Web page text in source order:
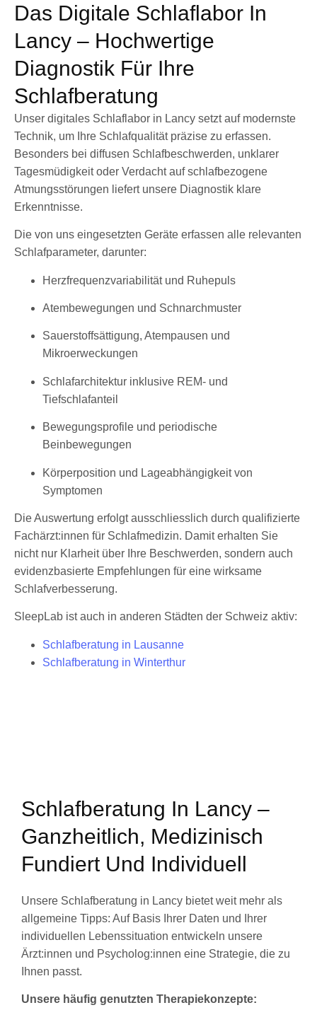
Das Digitale Schlaflabor In
Lancy – Hochwertige
Diagnostik Für Ihre
Schlafberatung
Unser digitales Schlaflabor in Lancy setzt auf modernste
Technik, um Ihre Schlafqualität präzise zu erfassen.
Besonders bei diffusen Schlafbeschwerden, unklarer
Tagesmüdigkeit oder Verdacht auf schlafbezogene
Atmungsstörungen liefert unsere Diagnostik klare
Erkenntnisse.
Die von uns eingesetzten Geräte erfassen alle relevanten
Schlafparameter, darunter:
Herzfrequenzvariabilität und Ruhepuls
Atembewegungen und Schnarchmuster
Sauerstoffsättigung, Atempausen und
Mikroerweckungen
Schlafarchitektur inklusive REM- und
Tiefschlafanteil
Bewegungsprofile und periodische
Beinbewegungen
Körperposition und Lageabhängigkeit von
Symptomen
Die Auswertung erfolgt ausschliesslich durch qualifizierte
Fachärzt:innen für Schlafmedizin. Damit erhalten Sie
nicht nur Klarheit über Ihre Beschwerden, sondern auch
evidenzbasierte Empfehlungen für eine wirksame
Schlafverbesserung.
SleepLab ist auch in anderen Städten der Schweiz aktiv:
Schlafberatung in Lausanne
Schlafberatung in Winterthur
Schlafberatung In Lancy –
Ganzheitlich, Medizinisch
Fundiert Und Individuell
Unsere Schlafberatung in Lancy bietet weit mehr als
allgemeine Tipps: Auf Basis Ihrer Daten und Ihrer
individuellen Lebenssituation entwickeln unsere
Ärzt:innen und Psycholog:innen eine Strategie, die zu
Ihnen passt.
Unsere häufig genutzten Therapiekonzepte: